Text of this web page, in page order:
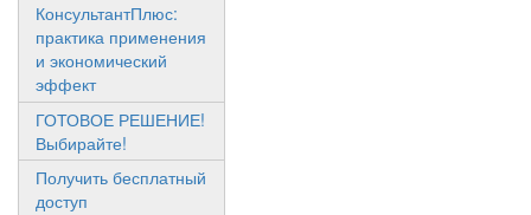
КонсультантПлюс:
практика применения
и экономический
эффект
ГОТОВОЕ РЕШЕНИЕ!
Выбирайте!
Получить бесплатный
доступ